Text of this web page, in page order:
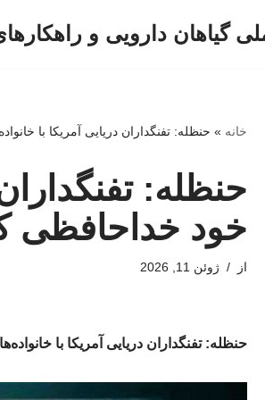
گیاهان دارویی و
خانه » حنظله: تفنگداران دریایی آمریکا با
حنظله:
خود خداحافظی
از ژوئن 11, 2026
حنظله: تفنگداران دریایی آمریکا با